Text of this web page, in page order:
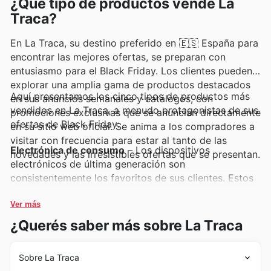
¿Qué tipo de productos vende La
Traca?
En La Traca, su destino preferido en 🇪🇸 España para
encontrar las mejores ofertas, se preparan con
entusiasmo para el Black Friday. Los clientes pueden
explorar una amplia gama de productos destacados
en sus anuncios semanales y catálogos, con
promociones exclusivas que se anuncian directamente
en su sitio web oficial. Se anima a los compradores a
visitar con frecuencia para estar al tanto de las
novedades y las irresistibles ofertas que se presentan.
Aquí presentamos los cinco tipos de productos más
vendidos en La Traca, a menudo protagonistas de sus
ofertas de Black Friday:
Electrónica de consumo– Los dispositivos
electrónicos de última generación son
consistentemente los favoritos de sus clientes. Estos
ordenadores portátiles, aparecen frecuentemente en
los anuncios semanales de La Traca y sus catálogos
de Black Friday, ofreciendo ahorros significativos. Su
ofertas competitivas.
Ver más
¿Querés saber más sobre La Traca
Sobre La Traca